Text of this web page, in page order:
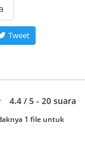
Tweet
4.4 / 5 - 20 suara
1 file untuk